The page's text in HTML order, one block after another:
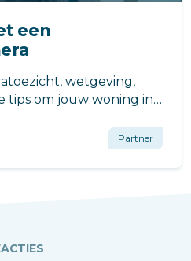
een
wetgeving,
tips om jouw woning in
Partner